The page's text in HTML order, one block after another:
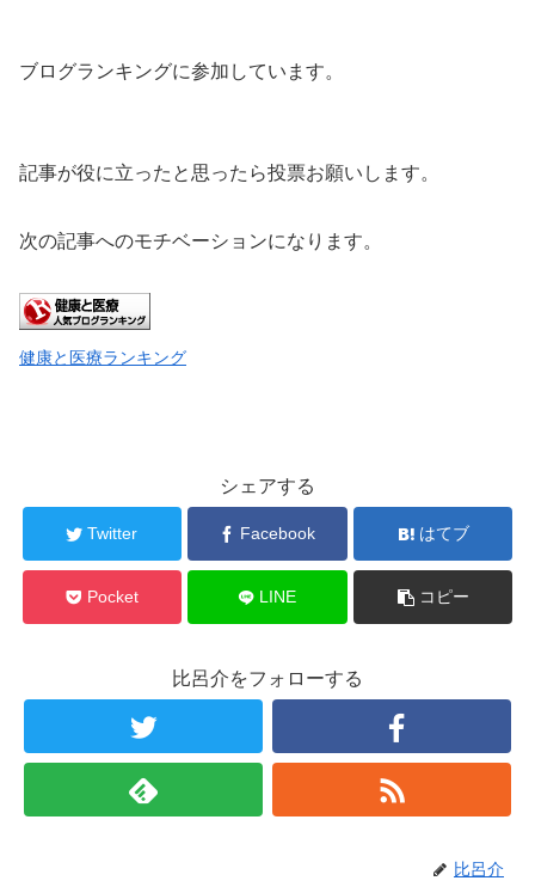
ブログランキングに参加しています。
記事が役に立ったと思ったら投票お願いします。
次の記事へのモチベーションになります。
健康と医療ランキング
シェアする
Twitter Facebook はてブ
Pocket LINE コピー
比呂介をフォローする
比呂介